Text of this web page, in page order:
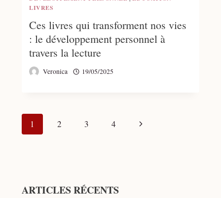
LIVRES
Ces livres qui transforment nos vies
: le développement personnel à
travers la lecture
Veronica 19/05/2025
Navigation
de
1 2 3 4
Page
ARTICLES RÉCENTS